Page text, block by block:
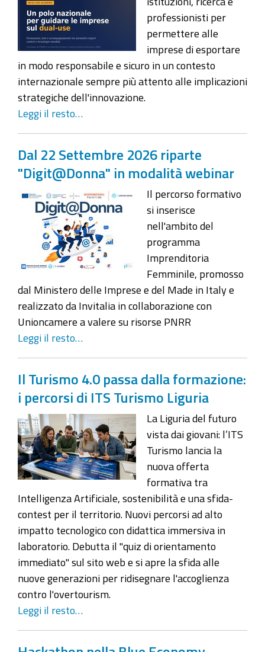
professionisti per
permettere alle
imprese di esportare
in modo responsabile e sicuro in un contesto
internazionale sempre più attento alle implicazioni
strategiche dell'innovazione.
Leggi il resto…
Dal 22 Settembre 2026 riparte
"Digit@Donna" in modalità webinar
Il percorso formativo
si inserisce
nell'ambito del
programma
Imprenditoria
Femminile, promosso
dal Ministero delle Imprese e del Made in Italy e
realizzato da Invitalia in collaborazione con
Unioncamere a valere su risorse PNRR
Leggi il resto…
Il Turismo 4.0 passa dalla formazione:
i percorsi di ITS Turismo Liguria
La Liguria del futuro
vista dai giovani: l’ITS
Turismo lancia la
nuova offerta
formativa tra
Intelligenza Artificiale, sostenibilità e una sfida-
contest per il territorio. Nuovi percorsi ad alto
impatto tecnologico con didattica immersiva in
laboratorio. Debutta il "quiz di orientamento
immediato" sul sito web e si apre la sfida alle
nuove generazioni per ridisegnare l'accoglienza
contro l'overtourism.
Leggi il resto…